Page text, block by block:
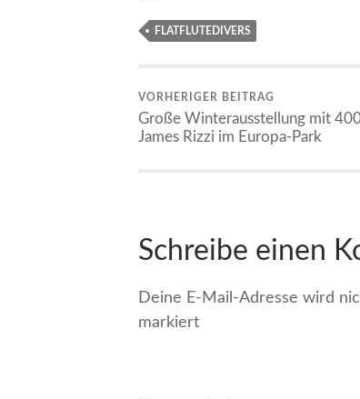
FLATFLUTEDIVERS
VORHERIGER BEITRAG
Große Winterausstellung mit
James Rizzi im Europa-Park
Schreibe einen
Deine E-Mail-Adresse wird
markiert